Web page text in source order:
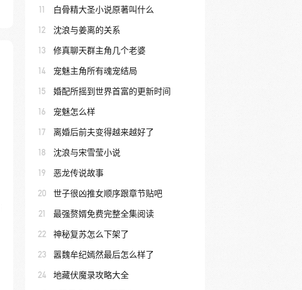
11 白骨精大圣小说原著叫什么
12 沈浪与姜离的关系
13 修真聊天群主角几个老婆
14 宠魅主角所有魂宠结局
15 婚配所摇到世界首富的更新时间
16 宠魅怎么样
17 离婚后前夫变得越来越好了
18 沈浪与宋雪莹小说
19 恶龙传说故事
20 世子很凶推女顺序跟章节贴吧
21 最强赘婿免费完整全集阅读
22 神秘复苏怎么下架了
23 嚣魏牟纪嫣然最后怎么样了
24 地藏伏魔录攻略大全